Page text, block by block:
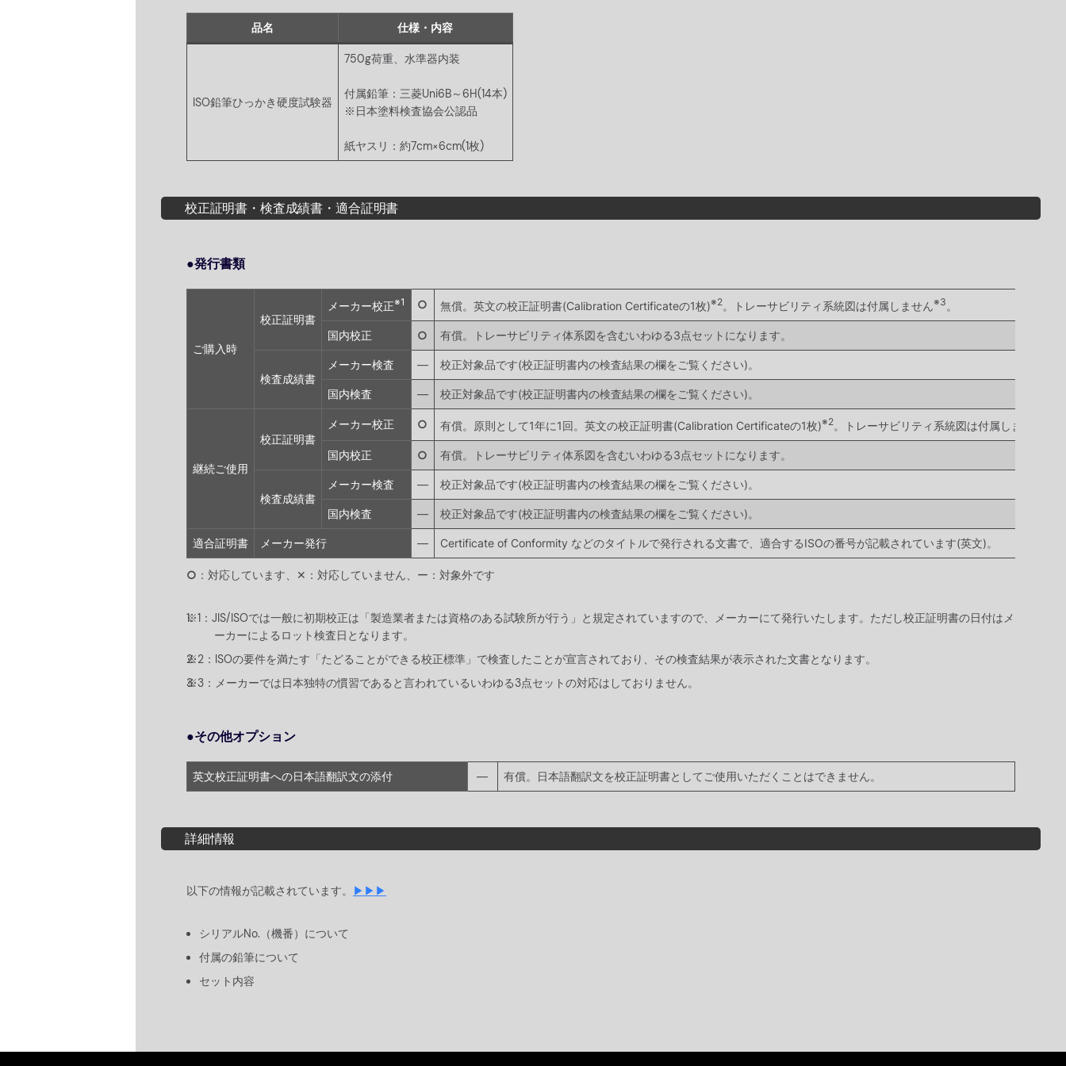
品名 仕様・内容
ISO鉛筆ひっかき硬度試験器
750g荷重、水準器内装
付属鉛筆：三菱Uni6B～6H(14本)
※日本塗料検査協会公認品
紙ヤスリ：約7cm×6cm(1枚)
校正証明書・検査成績書・適合証明書
●発行書類
ご購入時
校正証明書
メーカー校正※1 ○ 無償。英文の校正証明書(Calibration Certificateの1枚)※2。トレーサビリティ系統図は付属しません※3 。
国内校正 ○ 有償。トレーサビリティ体系図を含むいわゆる3点セットになります。
検査成績書
メーカー検査 ― 校正対象品です(校正証明書内の検査結果の欄をご覧ください)。
国内検査 ― 校正対象品です(校正証明書内の検査結果の欄をご覧ください)。
継続ご使用
校正証明書
メーカー校正 ○ 有償。原則として1年に1回。英文の校正証明書(Calibration Certificateの1枚)※2。トレーサビリティ系統図は付属しません
国内校正 ○ 有償。トレーサビリティ体系図を含むいわゆる3点セットになります。
検査成績書
メーカー検査 ― 校正対象品です(校正証明書内の検査結果の欄をご覧ください)。
国内検査 ― 校正対象品です(校正証明書内の検査結果の欄をご覧ください)。
適合証明書 メーカー発行 ― Certificate of Conformity などのタイトルで発行される文書で、適合するISOの番号が記載されています(英文)。
○ ：対応しています、✕：対応していません、ー：対象外です
JIS/ISOでは一般に初期校正は「製造業者または資格のある試験所が行う」と規定されていますので、メーカーにて発行いたします。ただし校正証明書の日付はメ
ーカーによるロット検査日となります。
ISOの要件を満たす「たどることができる校正標準」で検査したことが宣言されており、その検査結果が表示された文書となります。
メーカーでは日本独特の慣習であると言われているいわゆる3点セットの対応はしておりません。
●その他オプション
英文校正証明書への日本語翻訳文の添付 ― 有償。日本語翻訳文を校正証明書としてご使用いただくことはできません。
詳細情報
以下の情報が記載されています。 ▶▶▶
シリアルNo.（機番）について
付属の鉛筆について
セット内容